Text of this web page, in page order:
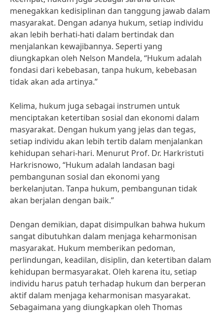
menegakkan kedisiplinan dan tanggung jawab dalam
masyarakat. Dengan adanya hukum, setiap individu
akan lebih berhati-hati dalam bertindak dan
menjalankan kewajibannya. Seperti yang
diungkapkan oleh Nelson Mandela, “Hukum adalah
fondasi dari kebebasan, tanpa hukum, kebebasan
tidak akan ada artinya.”
Kelima, hukum juga sebagai instrumen untuk
menciptakan ketertiban sosial dan ekonomi dalam
masyarakat. Dengan hukum yang jelas dan tegas,
setiap individu akan lebih tertib dalam menjalankan
kehidupan sehari-hari. Menurut Prof. Dr. Harkristuti
Harkrisnowo, “Hukum adalah landasan bagi
pembangunan sosial dan ekonomi yang
berkelanjutan. Tanpa hukum, pembangunan tidak
akan berjalan dengan baik.”
Dengan demikian, dapat disimpulkan bahwa hukum
sangat dibutuhkan dalam menjaga keharmonisan
masyarakat. Hukum memberikan pedoman,
perlindungan, keadilan, disiplin, dan ketertiban dalam
kehidupan bermasyarakat. Oleh karena itu, setiap
individu harus patuh terhadap hukum dan berperan
aktif dalam menjaga keharmonisan masyarakat.
Sebagaimana yang diungkapkan oleh Thomas